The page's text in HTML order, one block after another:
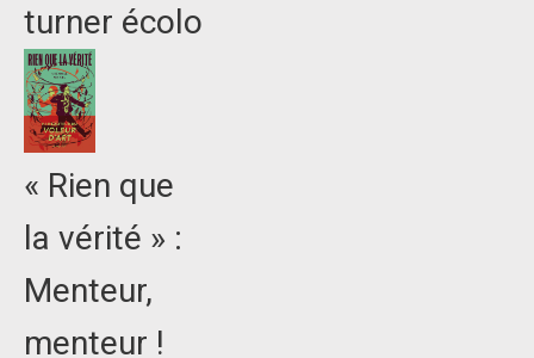
turner écolo
« Rien que
la vérité » :
Menteur,
menteur !